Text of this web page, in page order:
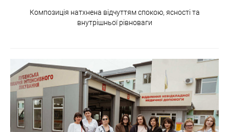
Композиція натхнена відчуттям спокою, ясності та
внутрішньої рівноваги